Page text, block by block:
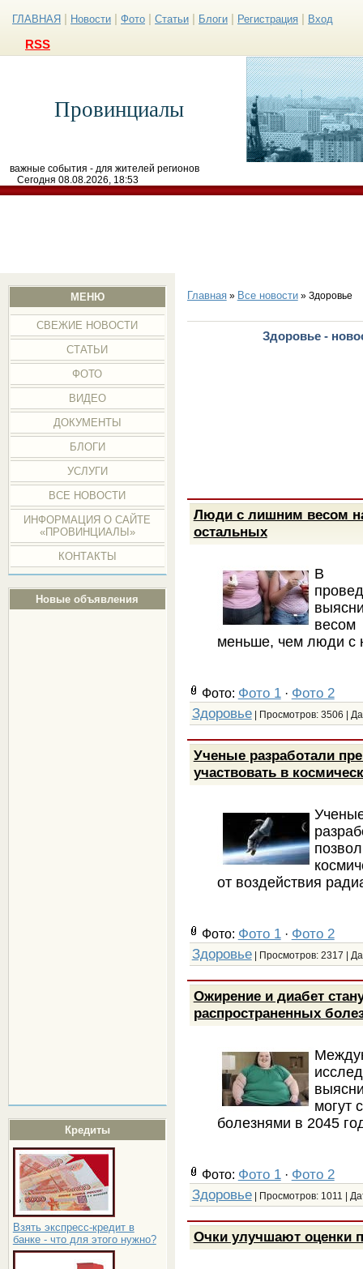
ГЛАВНАЯ Новости Фото Статьи Блоги Регистрация Вход
RSS
Провинциалы
важные события - для жителей регионов
Сегодня 08.08.2026, 18:53
МЕНЮ
СВЕЖИЕ НОВОСТИ
СТАТЬИ
ФОТО
ВИДЕО
ДОКУМЕНТЫ
БЛОГИ
УСЛУГИ
ВСЕ НОВОСТИ
ИНФОРМАЦИЯ О САЙТЕ
«ПРОВИНЦИАЛЫ»
КОНТАКТЫ
Новые объявления
Кредиты
Взять экспресс-кредит в
банке - что для этого нужно?
Главная» Все новости» Здоровье
Здоровье -
Люди с лишним весом
остальных
В
меньше, чем люди с
Фото: Фото 1· Фото 2
Здоровье| Просмотров: 3506 |
Ученые разработали
участвовать в
от воздействия
Фото: Фото 1· Фото 2
Здоровье| Просмотров: 2317 |
Ожирение и диабет
распространенных
могут
болезнями в 2045
Фото: Фото 1· Фото 2
Здоровье| Просмотров: 1011 |
Очки улучшают оценки